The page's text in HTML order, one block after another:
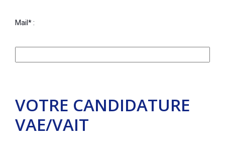
Mail* :
VOTRE CANDIDATURE
VAE/VAIT